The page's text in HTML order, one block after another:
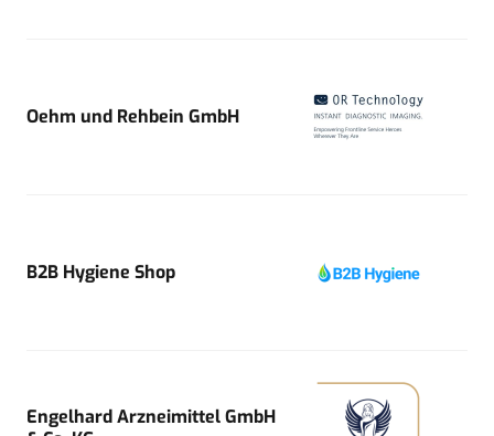
Oehm und Rehbein GmbH
B2B Hygiene Shop
Engelhard Arzneimittel GmbH